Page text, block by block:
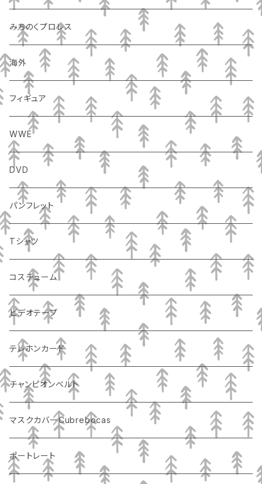
みちのくプロレス
海外
フィギュア
WWE
DVD
パンフレット
Tシャツ
コスチューム
ビデオテープ
テレホンカード
チャンピオンベルト
マスクカバーCubrebocas
ポートレート